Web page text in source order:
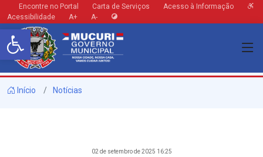
Encontre no Portal Carta de Serviços
Acesso à Informação
Acessibilidade
A+ A-
Início Notícias
02 de setembro de 2025 16:25
Barra de Ferramentas Aberta